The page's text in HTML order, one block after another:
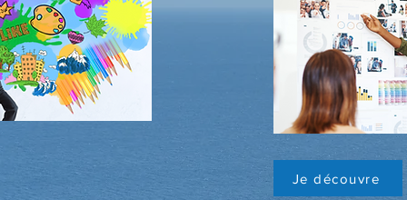
Je découvre